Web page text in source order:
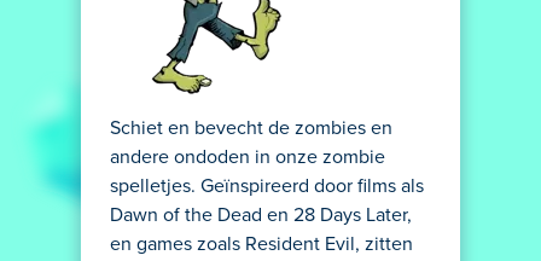
Schiet en bevecht de zombies en
andere ondoden in onze zombie
spelletjes. Geïnspireerd door films als
Dawn of the Dead en 28 Days Later,
en games zoals Resident Evil, zitten